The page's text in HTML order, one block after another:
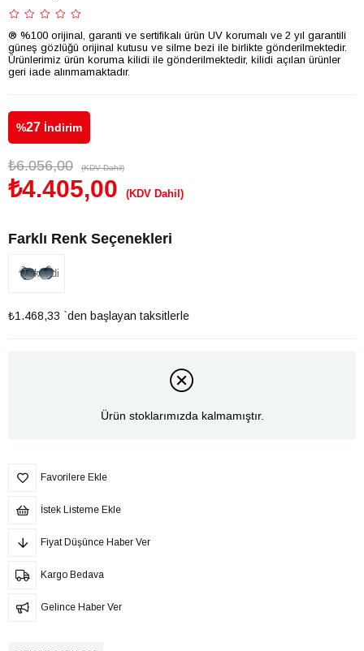
® %100 orijinal, garanti ve sertifikalı ürün UV korumalı ve 2 yıl garantili
güneş gözlüğü orijinal kutusu ve silme bezi ile birlikte gönderilmektedir.
Ürünlerimiz ürün koruma kilidi ile gönderilmektedir, kilidi açılan ürünler
geri iade alınmamaktadır.
%27 İndirim
₺6.056,00 (KDV Dahil)
₺4.405,00 (KDV Dahil)
Farklı Renk Seçenekleri
Tükendi
₺1.468,33 `den başlayan taksitlerle
Ürün stoklarımızda kalmamıştır.
Favorilere Ekle
İstek Listeme Ekle
Fiyat Düşünce Haber Ver
Kargo Bedava
Gelince Haber Ver